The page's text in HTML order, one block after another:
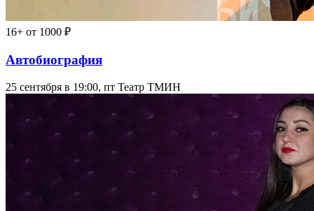
16+ от 1000 ₽
Автобиография
25 сентября в 19:00, пт Театр ТМИН